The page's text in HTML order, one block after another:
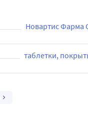
Новартис Фарма
таблетки,